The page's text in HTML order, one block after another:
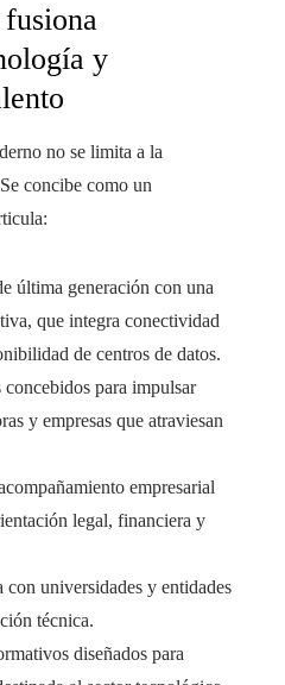
y
no se limita a la
concibe como un
última generación con una
que integra conectividad
de centros de datos.
para impulsar
y empresas que atraviesan
empresarial
legal, financiera y
universidades y entidades
técnica.
diseñados para